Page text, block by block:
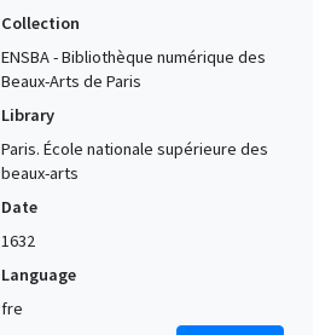
Collection
ENSBA - Bibliothèque numérique des
Beaux-Arts de Paris
Library
Paris. École nationale supérieure des
beaux-arts
Date
1632
Language
fre